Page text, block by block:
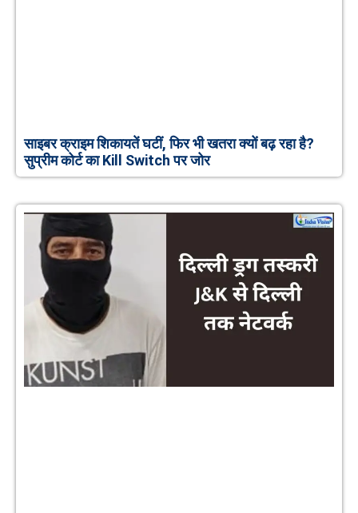
साइबर क्राइम शिकायतें घटीं, फिर भी खतरा क्यों बढ़ रहा है?
सुप्रीम कोर्ट का Kill Switch पर जोर